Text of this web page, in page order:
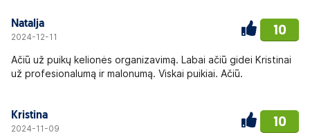
Natalja
2024-12-11 10
Ačiū už puikų kelionės organizavimą. Labai ačiū gidei Kristinai
už profesionalumą ir malonumą. Viskai puikiai. Ačiū.
Kristina
2024-11-09 10